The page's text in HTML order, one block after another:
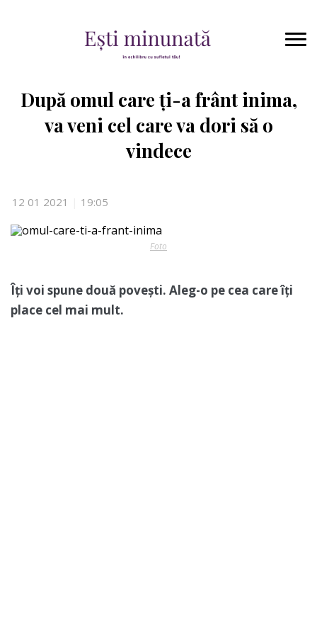
După omul care ți-a frânt inima,
va veni cel care va dori să o
vindece
12 01 2021 19:05
Foto
Îți voi spune două povești. Aleg-o pe cea care îți
place cel mai mult.